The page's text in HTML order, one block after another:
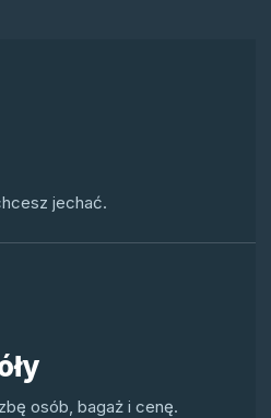
jechać.
osób, bagaż i cenę.